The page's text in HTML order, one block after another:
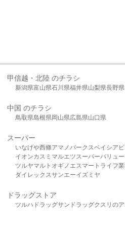
甲信越・北陸 のチラシ
新潟県富山県石川県福井県山梨県長野県
中国 のチラシ
鳥取県島根県岡山県広島県山口県
スーパー
いなげや西條アマノパークスベイシア
イオンカスミ マルエツスーパーバリュー
ツルヤマルト オギノ エスマート ライフ
ダイレックスサンエーイズミヤ
ドラッグストア
ツルハドラッグサンドラッグクスリの